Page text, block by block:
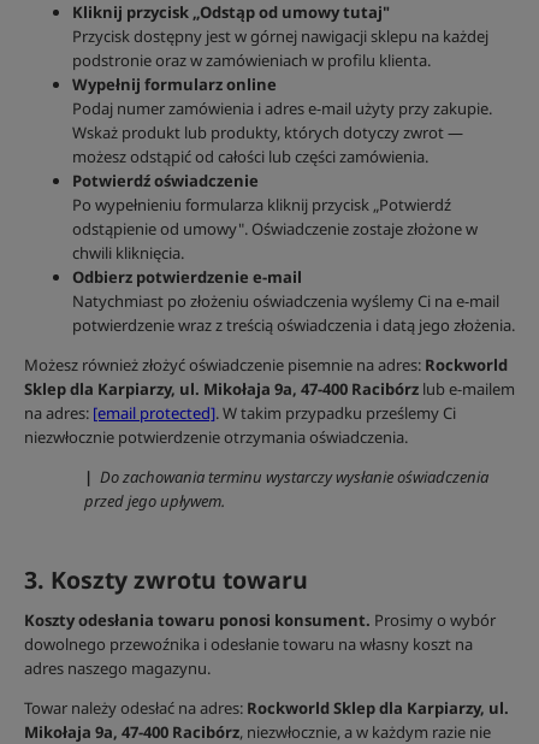
Kliknij przycisk „Odstąp od umowy tutaj"
Przycisk dostępny jest w górnej nawigacji sklepu na każdej
podstronie oraz w zamówieniach w profilu klienta.
Wypełnij formularz online
Podaj numer zamówienia i adres e-mail użyty przy zakupie.
Wskaż produkt lub produkty, których dotyczy zwrot —
możesz odstąpić od całości lub części zamówienia.
Potwierdź oświadczenie
Po wypełnieniu formularza kliknij przycisk „Potwierdź
odstąpienie od umowy". Oświadczenie zostaje złożone w
chwili kliknięcia.
Odbierz potwierdzenie e-mail
Natychmiast po złożeniu oświadczenia wyślemy Ci na e-mail
potwierdzenie wraz z treścią oświadczenia i datą jego złożenia.
Możesz również złożyć oświadczenie pisemnie na adres: Rockworld
Sklep dla Karpiarzy, ul. Mikołaja 9a, 47-400 Racibórz lub e-mailem
na adres: [email protected]. W takim przypadku prześlemy Ci
niezwłocznie potwierdzenie otrzymania oświadczenia.
| Do zachowania terminu wystarczy wysłanie oświadczenia
przed jego upływem.
3. Koszty zwrotu towaru
Koszty odesłania towaru ponosi konsument. Prosimy o wybór
dowolnego przewoźnika i odesłanie towaru na własny koszt na
adres naszego magazynu.
Towar należy odesłać na adres: Rockworld Sklep dla Karpiarzy, ul.
Mikołaja 9a, 47-400 Racibórz, niezwłocznie, a w każdym razie nie